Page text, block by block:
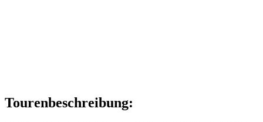
Tourenbeschreibung: